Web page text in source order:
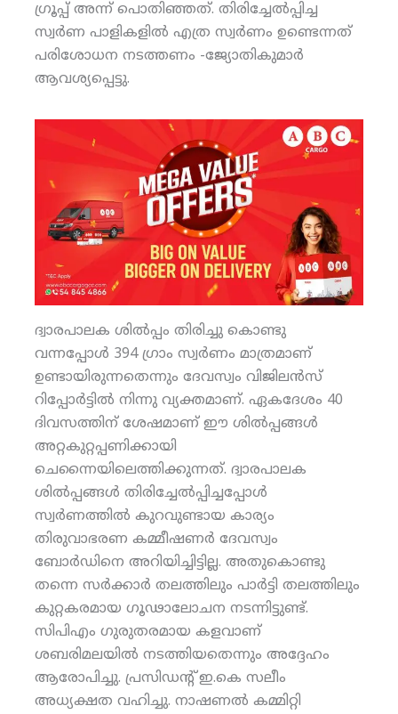
ഗ്രൂപ്പ് അന്ന് പൊതിഞ്ഞത്. തിരിച്ചേല്‍പ്പിച്ച
സ്വര്‍ണ പാളികളില്‍ എത്ര സ്വര്‍ണം ഉണ്ടെന്നത്
പരിശോധന നടത്തണം -ജ്യോതികുമാര്‍
ആവശ്യപ്പെട്ടു.
ദ്വാരപാലക ശില്‍പ്പം തിരിച്ചു കൊണ്ടു
വന്നപ്പോള്‍ 394 ഗ്രാം സ്വര്‍ണം മാത്രമാണ്
ഉണ്ടായിരുന്നതെന്നും ദേവസ്വം വിജിലന്‍സ്
റിപ്പോര്‍ട്ടില്‍ നിന്നു വ്യക്തമാണ്. ഏകദേശം 40
ദിവസത്തിന് ശേഷമാണ് ഈ ശില്‍പ്പങ്ങള്‍
അറ്റകുറ്റപ്പണിക്കായി
ചെന്നൈയിലെത്തിക്കുന്നത്. ദ്വാരപാലക
ശില്‍പ്പങ്ങള്‍ തിരിച്ചേല്‍പ്പിച്ചപ്പോള്‍
സ്വര്‍ണത്തില്‍ കുറവുണ്ടായ കാര്യം
തിരുവാഭരണ കമ്മീഷണര്‍ ദേവസ്വം
ബോര്‍ഡിനെ അറിയിച്ചിട്ടില്ല. അതുകൊണ്ടു
തന്നെ സര്‍ക്കാര്‍ തലത്തിലും പാര്‍ട്ടി തലത്തിലും
കുറ്റകരമായ ഗൂഢാലോചന നടന്നിട്ടുണ്ട്.
സിപിഎം ഗുരുതരമായ കളവാണ്
ശബരിമലയില്‍ നടത്തിയതെന്നും അദ്ദേഹം
ആരോപിച്ചു. പ്രസിഡന്റ് ഇ.കെ സലീം
അധ്യക്ഷത വഹിച്ചു. നാഷണല്‍ കമ്മിറ്റി